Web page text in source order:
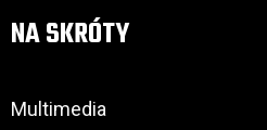
NA SKRÓTY
Multimedia